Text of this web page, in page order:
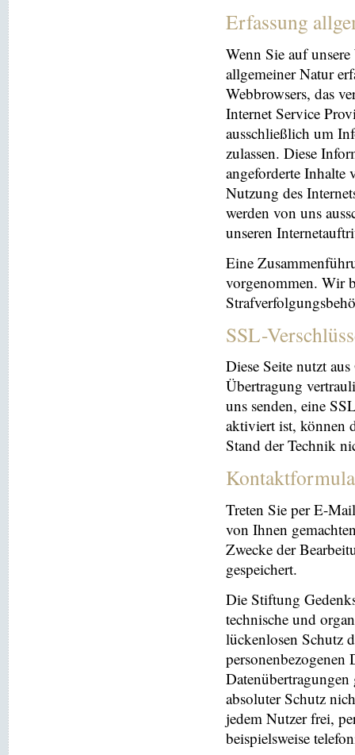
Erfassung
Wenn Sie auf
allgemeiner Natur
Webbrowsers, das
Internet Service
ausschließlich um
zulassen. Diese
angeforderte Inhalte
Nutzung des
werden von uns
unseren
Eine
vorgenommen. Wir
SSL-
Diese Seite nutzt
Übertragung
uns senden, eine
aktiviert ist, können
Stand der Technik
Treten Sie per E-
von Ihnen
Zwecke der
gespeichert.
Die Stiftung
technische und
lückenlosen Schutz
personenbezogenen
absoluter Schutz
jedem Nutzer frei,
beispielsweise